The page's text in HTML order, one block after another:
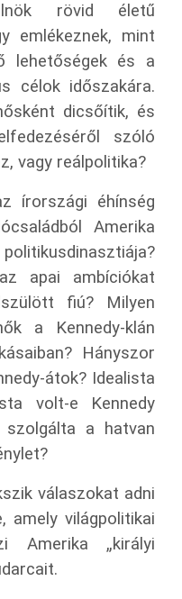
rövid életű
emlékeznek, mint
lehetőségek és a
célok időszakára.
dicsőítik, és
szóló
vagy reálpolitika?
írországi éhínség
Amerika
apai ambíciókat
fiú? Milyen
a Kennedy-klán
Hányszor
átok? Idealista
volt-e Kennedy
a hatvan
válaszokat adni
amely világpolitikai
Amerika „királyi